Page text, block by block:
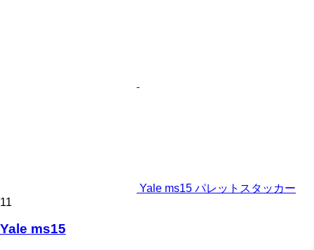
Yale ms15 パレットスタッカー
11
Yale ms15